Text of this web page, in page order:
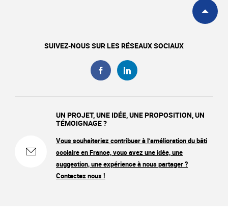
SUIVEZ-NOUS SUR LES RÉSEAUX SOCIAUX
UN PROJET, UNE IDÉE, UNE PROPOSITION, UN
TÉMOIGNAGE ?
Vous souhaiteriez contribuer à l’amélioration du bâti
scolaire en France, vous avez une idée, une
suggestion, une expérience à nous partager ?
Contactez nous !